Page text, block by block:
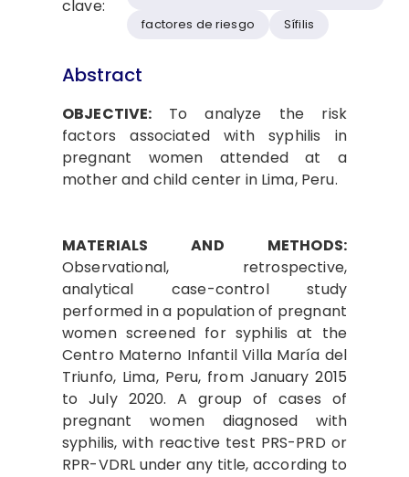
clave:
factores de riesgo
Sífilis
Abstract
OBJECTIVE: To analyze the risk
factors associated with syphilis in
pregnant women attended at a
mother and child center in Lima, Peru.
MATERIALS AND METHODS:
Observational, retrospective,
analytical case-control study
performed in a population of pregnant
women screened for syphilis at the
Centro Materno Infantil Villa María del
Triunfo, Lima, Peru, from January 2015
to July 2020. A group of cases of
pregnant women diagnosed with
syphilis, with reactive test PRS-PRD or
RPR-VDRL under any title, according to